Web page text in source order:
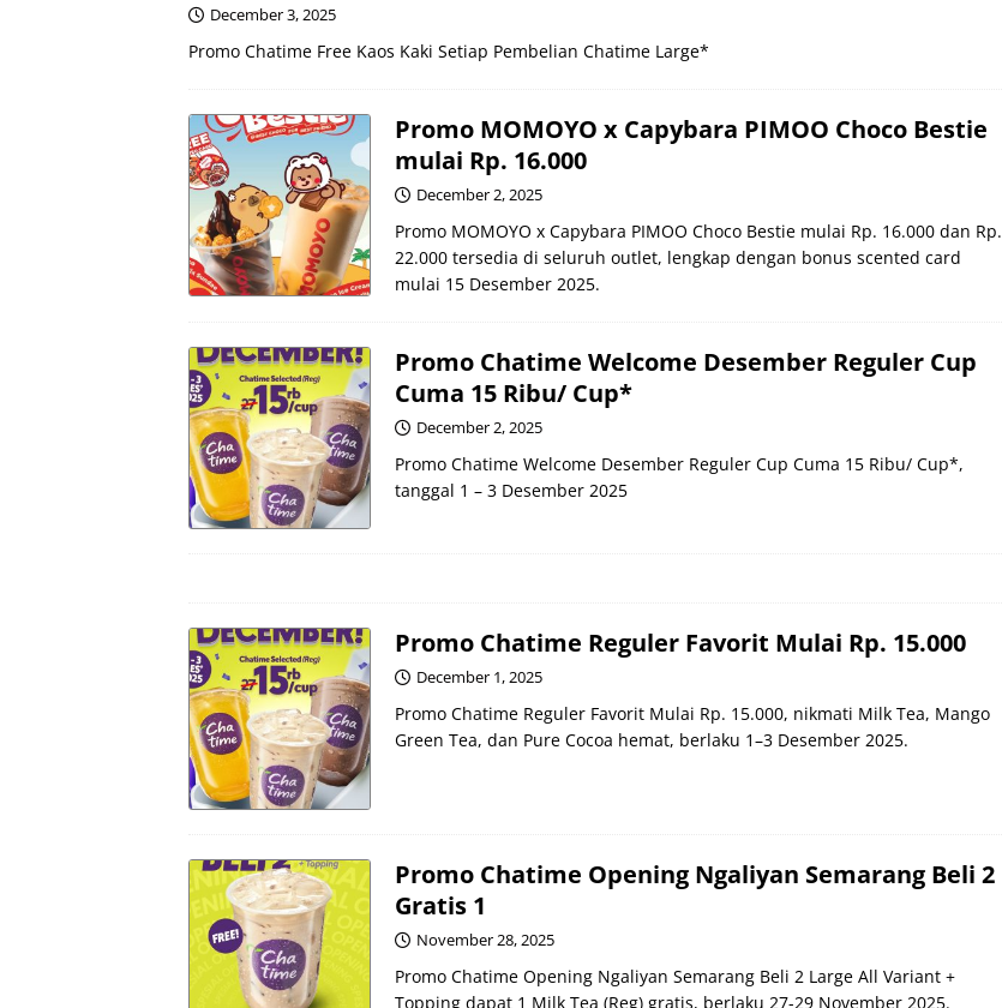
December 3, 2025
Promo Chatime Free Kaos Kaki Setiap Pembelian Chatime Large*
Promo MOMOYO x Capybara PIMOO Choco Bestie
mulai Rp. 16.000
December 2, 2025
Promo MOMOYO x Capybara PIMOO Choco Bestie mulai Rp. 16.000 dan Rp.
22.000 tersedia di seluruh outlet, lengkap dengan bonus scented card
mulai 15 Desember 2025.
Promo Chatime Welcome Desember Reguler Cup
Cuma 15 Ribu/ Cup*
December 2, 2025
Promo Chatime Welcome Desember Reguler Cup Cuma 15 Ribu/ Cup*,
tanggal 1 – 3 Desember 2025
Promo Chatime Reguler Favorit Mulai Rp. 15.000
December 1, 2025
Promo Chatime Reguler Favorit Mulai Rp. 15.000, nikmati Milk Tea, Mango
Green Tea, dan Pure Cocoa hemat, berlaku 1–3 Desember 2025.
Promo Chatime Opening Ngaliyan Semarang Beli 2
Gratis 1
November 28, 2025
Promo Chatime Opening Ngaliyan Semarang Beli 2 Large All Variant +
Topping dapat 1 Milk Tea (Reg) gratis, berlaku 27-29 November 2025.